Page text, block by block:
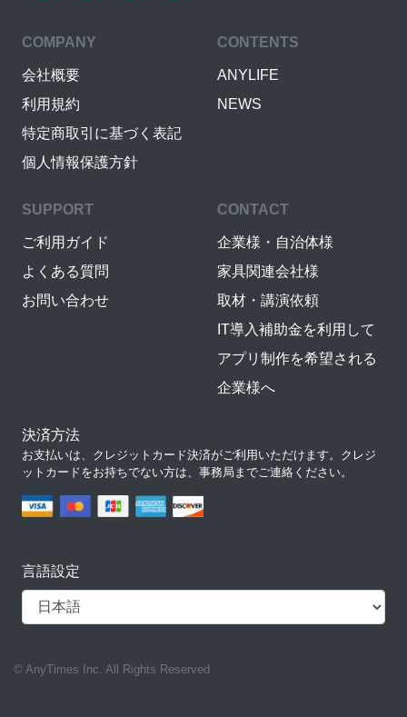
COMPANY
会社概要
利用規約
特定商取引に基づく表記
個人情報保護方針
CONTENTS
ANYLIFE
NEWS
SUPPORT
ご利用ガイド
よくある質問
お問い合わせ
CONTACT
企業様・自治体様
家具関連会社様
取材・講演依頼
IT導入補助金を利用して
アプリ制作を希望される
企業様へ
決済方法
お支払いは、クレジットカード決済がご利用いただけます。クレジ
ットカードをお持ちでない方は、事務局までご連絡ください。
言語設定
© AnyTimes Inc. All Rights Reserved